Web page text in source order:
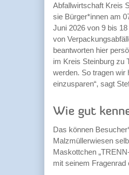
Abfallwirtschaft Kreis
sie Bürger*innen am
Juni 2026 von 9 bis
von
beantworten hier
im Kreis Steinburg zu
werden. So tragen wir
einzusparen“, sagt
Wie gut
Das können
Malzmüllerwiesen
Maskottchen
mit seinem Fragenrad